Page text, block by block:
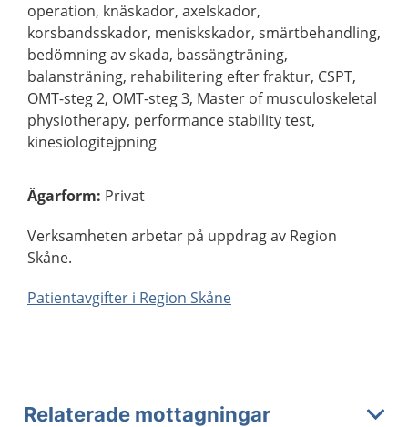
operation, knäskador, axelskador,
korsbandsskador, meniskskador, smärtbehandling,
bedömning av skada, bassängträning,
balansträning, rehabilitering efter fraktur, CSPT,
OMT-steg 2, OMT-steg 3, Master of musculoskeletal
physiotherapy, performance stability test,
kinesiologitejpning
Ägarform: Privat
Verksamheten arbetar på uppdrag av Region
Skåne.
Patientavgifter i Region Skåne
Relaterade mottagningar